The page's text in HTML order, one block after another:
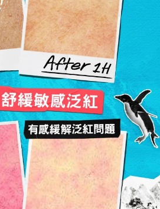
舒緩敏感泛紅
有感緩解泛紅問題